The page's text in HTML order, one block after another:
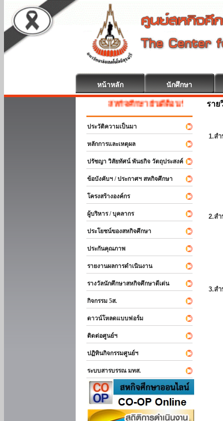
หน้าหลัก นักศึกษา
สหกิจศึกษา ยินดีต้อนรับ
ประวัติความเป็นมา
หลักการและเหตุผล
ปรัชญา วิสัยทัศน์ พันธกิจ วัตถุประสงค์
ข้อบังคับฯ / ประกาศฯ สหกิจศึกษา
โครงสร้างองค์กร
ผู้บริหาร / บุคลากร
ประโยชน์ของสหกิจศึกษา
ประกันคุณภาพ
รายงานผลการดำเนินงาน
รางวัลนักศึกษาสหกิจศึกษาดีเด่น
กิจกรรม 5ส.
ดาวน์โหลดแบบฟอร์ม
ติดต่อศูนย์ฯ
ปฏิทินกิจกรรมศูนย์ฯ
ระบบสารบรรณ มทส.
ราย
1.ส
2.ส
3.ส